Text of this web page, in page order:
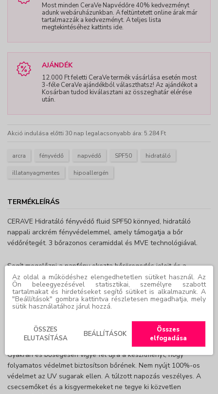
Most minden CeraVe Napvédőre 40% kedvezményt
adunk webáruházunkban. A feltüntetett online árak már
tartalmazzák a kedvezményt. A teljes lista
megtekintéséhez kattints ide.
AJÁNDÉK
12.000 Ft feletti CeraVe termék vásárlása esetén most
3-féle CeraVe ajándékból választhatsz! Az ajándékot a
Kosárban tudod kiválasztani az összeghatár elérése
után.
Akció indulása előtti 30 nap legalacsonyabb ára: 5.284 Ft
arcra fényvédő napvédő SPF50 hidratáló
illatanyagmentes hipoallergén
TERMÉKLEÍRÁS
CERAVE Hidratáló fényvédő fluid SPF50 könnyed, hidratáló
nappali arckrém fényvédelemmel, amely támogatja a bőr
védőrétegét. 3 bőrazonos ceramiddal és MVE technológiával.
Segít megelőzni a napfény okozta bőröregedés jeleit és a
pigmentfoltok kialakulását. Nem hagy fehér
nyomot. Illatanyagmentes/ Hipoallergén/ Nem komedogén.
Használata:
Használat előtt alaposan rázza fel, és vigyen fel bőséges
mennyiséget az optimális védelem biztosítása érdekében.
Gyakran és bőségesen vigye fel újra a készítményt, hogy
folyamatos védelmet biztosítson bőrének. Nem nyújt 100%-os
védelmet az UV sugarak ellen. A túlzott napozás veszélyes. A
csecsemőket és a kisgyermekeket ne tegye ki közvetlen
Az oldal a működéshez elengedhetetlen sütiket használ. Az
Ön beleegyezésével statisztikai, személyre szabott
tartalmakat és hirdetéseket segítő sütiket is alkalmazunk. A
"Beállítások" gombra kattintva részletesen megadhatja, mely
sütik használatához járul hozzá.
ÖSSZES
ELUTASÍTÁSA
BEÁLLÍTÁSOK
Összes
elfogadása